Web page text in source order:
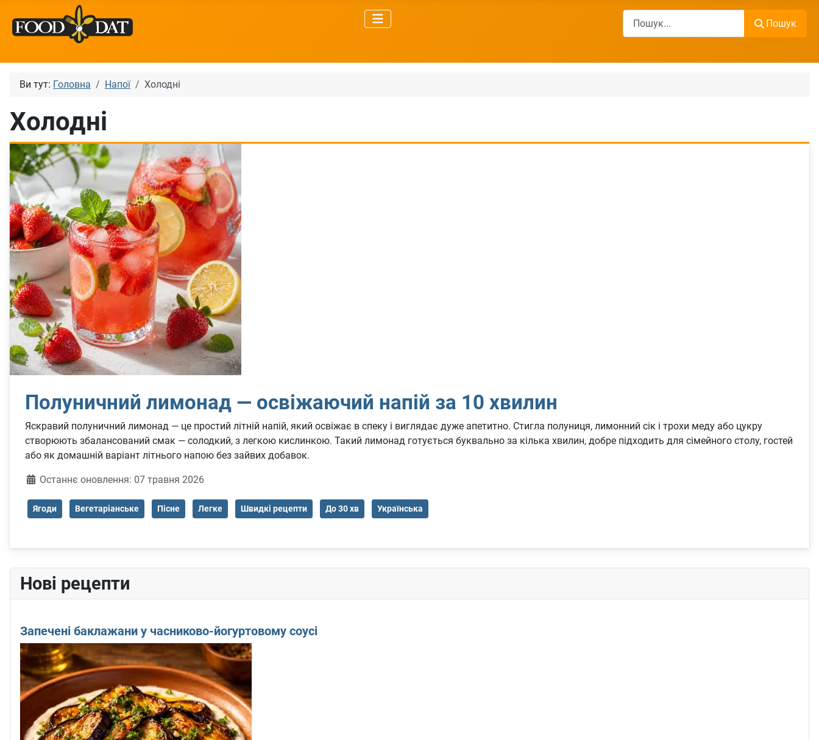
Пошук
Пошук
Ви тут: Головна Напої Холодні
Холодні
Полуничний лимонад — освіжаючий напій за 10 хвилин
Яскравий полуничний лимонад — це простий літній напій, який освіжає в спеку і виглядає дуже апетитно. Стигла полуниця, лимонний сік і трохи меду або цукру
створюють збалансований смак — солодкий, з легкою кислинкою. Такий лимонад готується буквально за кілька хвилин, добре підходить для сімейного столу, гостей
або як домашній варіант літнього напою без зайвих добавок.
ДеталіОстаннє оновлення: 07 травня 2026
Ягоди Вегетаріанське Пісне Легке Швидкі рецепти До 30 хв Українська
Нові рецепти
Запечені баклажани у часниково-йогуртовому соусі